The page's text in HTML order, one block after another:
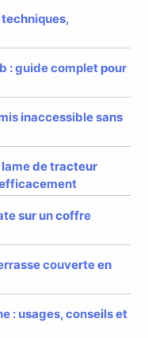
: guide complet pour
inaccessible sans
lame de tracteur
sur un coffre
couverte en
: usages, conseils et